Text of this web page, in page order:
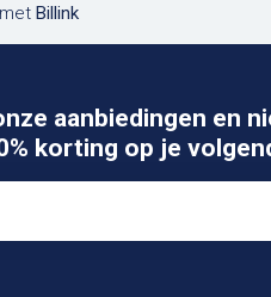
met Billink
aanbiedingen en
korting op je